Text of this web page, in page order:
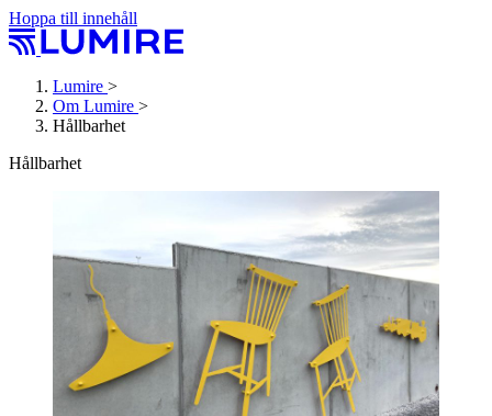
Hoppa till innehåll
Lumire >
Om Lumire >
Hållbarhet
Hållbarhet